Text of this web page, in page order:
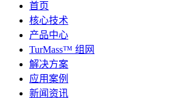
首页
核心技术
产品中心
TurMass™ 组网
解决方案
应用案例
新闻资讯